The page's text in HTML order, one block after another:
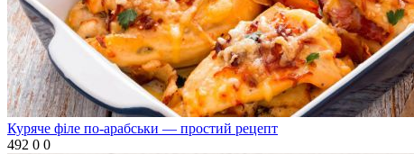
Куряче філе по-арабськи — простий рецепт
492 0 0